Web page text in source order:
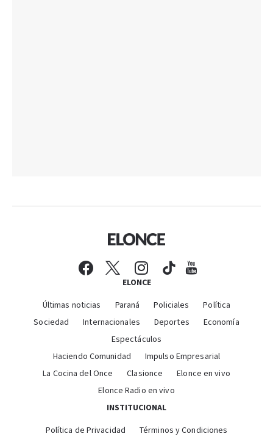
ELONCE
Últimas noticias Paraná Policiales
Política
Sociedad
Internacionales Deportes
Economía
Espectáculos
Haciendo Comunidad
Impulso Empresarial
La Cocina del Once
Clasionce
Elonce en vivo
Elonce Radio en vivo
INSTITUCIONAL
Política de Privacidad
Términos y Condiciones